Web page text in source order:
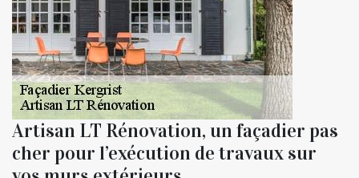
Artisan LT Rénovation, un façadier pas
cher pour l’exécution de travaux sur